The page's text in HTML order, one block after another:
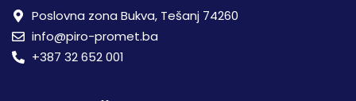
Poslovna zona Bukva, Tešanj 74260
info@piro-promet.ba
+387 32 652 001